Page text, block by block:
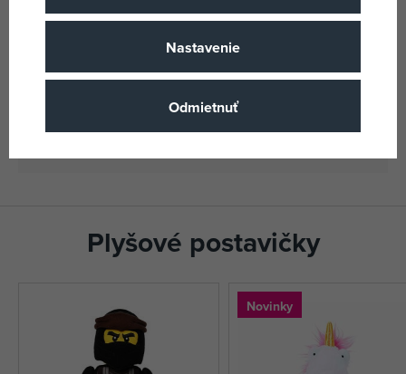
Výrobca / Dodávateľ
produkty)
191726710226
Plyšové postavičky
Novinky
Nastavenie
Odmietnuť